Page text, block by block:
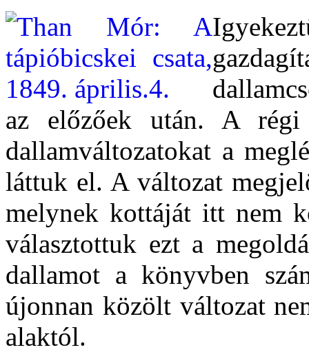
az előzőek után. A
dallamváltozatokat a
láttuk el. A változat
melynek kottáját itt nem
választottuk ezt a
dallamot a könyvben
újonnan közölt változat
alaktól.